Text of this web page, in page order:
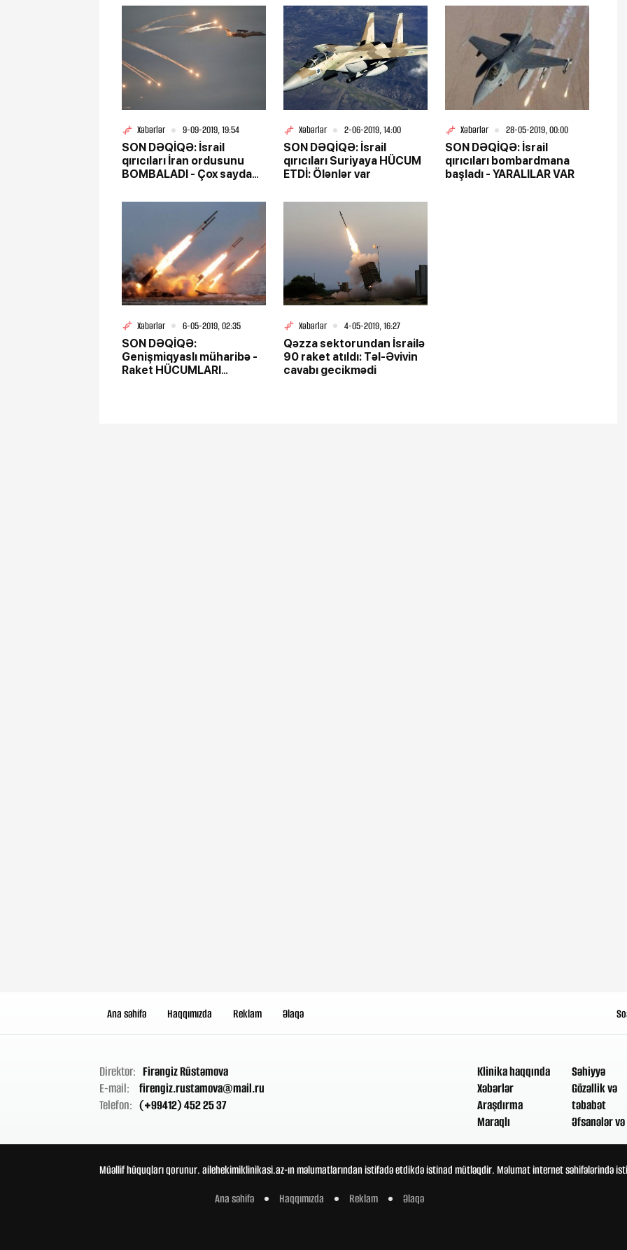
Xəbərlər
9-09-2019, 19:54
SON DƏQİQƏ: İsrail
qırıcıları İran ordusunu
BOMBALADI - Çox sayda
Xəbərlər
2-06-2019, 14:00
SON DƏQİQƏ: İsrail
qırıcıları Suriyaya HÜCUM
ETDİ: Ölənlər var
Xəbərlər
28-05-2019, 00:00
SON DƏQİQƏ: İsrail
qırıcıları bombardmana
başladı - YARALILAR VAR
Xəbərlər
6-05-2019, 02:35
SON DƏQİQƏ:
Genişmiqyaslı müharibə -
Raket HÜCUMLARI
Xəbərlər
4-05-2019, 16:27
Qəzza sektorundan İsrailə
90 raket atıldı: Təl-Əvivin
cavabı gecikmədi
Ana səhifə Haqqımızda Reklam Əlaqə
Direktor: Firəngiz Rüstəmova
E-mail:
firengiz.rustamova@mail.ru
Telefon: (+99412) 452 25 37
Klinika haqqında
Xəbərlər
Araşdırma
Maraqlı
Səhiyyə
Gözəllik və
təbabət
Əfsanələr
Müəllif hüquqları qorunur. ailehekimiklinikasi.az-ın məlumatlarından istifadə etdikdə istinad mütləqdir. Məlumat internet səhifələrində
Ana səhifə
Haqqımızda Reklam Əlaqə